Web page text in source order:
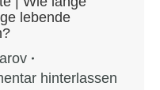
lebende
hinterlassen